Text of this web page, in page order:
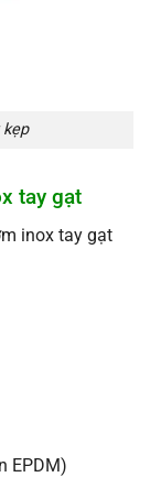
tay gạt
inox tay gạt
EPDM)